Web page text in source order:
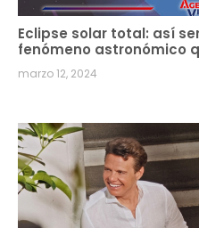
Eclipse solar total: así
fenómeno astronómico
marzo 12, 2024